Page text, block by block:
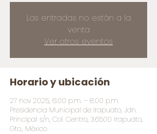
Las entradas no están a la
venta
Ver otros eventos
Horario y ubicación
27 nov 2025, 6:00 p.m. – 8:00 p.m.
Presidencia Municipal de Irapuato, Jdn.
Principal s/n, Col. Centro, 36500 Irapuato,
Gto., México